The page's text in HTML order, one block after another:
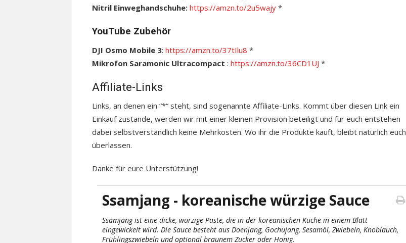
Nitril Einweghandschuhe: https://amzn.to/2u5wajy *
YouTube Zubehör
DJI Osmo Mobile 3: https://amzn.to/37tIlu8 *
Mikrofon Saramonic Ultracompact : https://amzn.to/36CD1UJ *
Affiliate-Links
Links, an denen ein “*“ steht, sind sogenannte Affiliate-Links. Kommt über diesen Link ein
Einkauf zustande, werden wir mit einer kleinen Provision beteiligt und für euch entstehen
dabei selbstverständlich keine Mehrkosten. Wo ihr die Produkte kauft, bleibt natürlich euch
überlassen.
Danke für eure Unterstützung!
Ssamjang - koreanische würzige Sauce
Ssamjang ist eine dicke, würzige Paste, die in der koreanischen Küche in einem Blatt
eingewickelt wird. Die Sauce besteht aus Doenjang, Gochujang, Sesamöl, Zwiebeln, Knoblauch,
Frühlingszwiebeln und optional braunem Zucker oder Honig.